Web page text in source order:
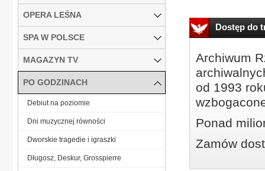
Dostęp do
Archiwum
od 1993
Ponad
Zamów
OPERA LEŚNA
SPA W POLSCE
MAGAZYN TV
PO GODZINACH
Debiut na poziomie
Dni muzycznej równości
Dworskie tragedie i igraszki
Długosz, Deskur, Grosspierre